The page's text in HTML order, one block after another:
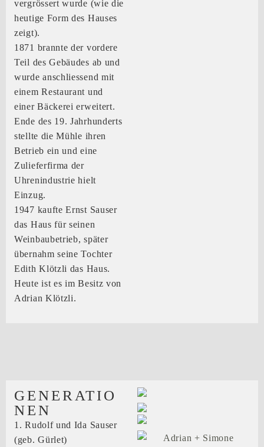
vergrössert wurde (wie die
heutige Form des Hauses
zeigt).
1871 brannte der vordere
Teil des Gebäudes ab und
wurde anschliessend mit
einem Restaurant und
einer Bäckerei erweitert.
Ende des 19. Jahrhunderts
stellte die Mühle ihren
Betrieb ein und eine
Zulieferfirma der
Uhrenindustrie hielt
Einzug.
1947 kaufte Ernst Sauser
das Haus für seinen
Weinbaubetrieb, später
übernahm seine Tochter
Edith Klötzli das Haus.
Heute ist es im Besitz von
Adrian Klötzli.
GENERATIO
NEN
1. Rudolf und Ida Sauser
(geb. Gürlet)